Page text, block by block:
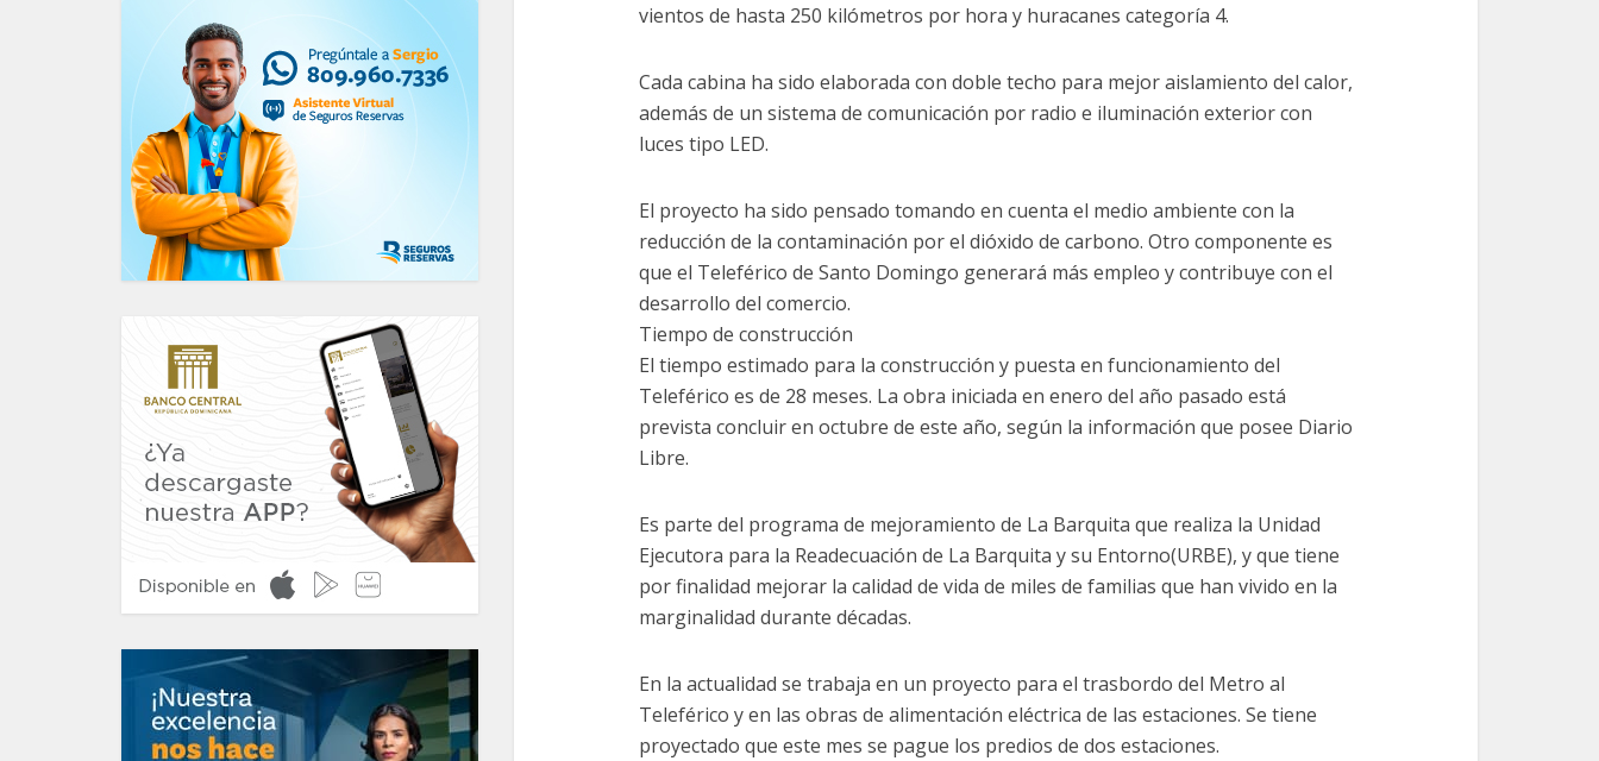
vientos de hasta 250 kilómetros por hora y huracanes categoría 4.
Cada cabina ha sido elaborada con doble techo para mejor aislamiento del calor,
además de un sistema de comunicación por radio e iluminación exterior con
luces tipo LED.
El proyecto ha sido pensado tomando en cuenta el medio ambiente con la
reducción de la contaminación por el dióxido de carbono. Otro componente es
que el Teleférico de Santo Domingo generará más empleo y contribuye con el
desarrollo del comercio.
Tiempo de construcción
El tiempo estimado para la construcción y puesta en funcionamiento del
Teleférico es de 28 meses. La obra iniciada en enero del año pasado está
prevista concluir en octubre de este año, según la información que posee Diario
Libre.
Es parte del programa de mejoramiento de La Barquita que realiza la Unidad
Ejecutora para la Readecuación de La Barquita y su Entorno(URBE), y que tiene
por finalidad mejorar la calidad de vida de miles de familias que han vivido en la
marginalidad durante décadas.
En la actualidad se trabaja en un proyecto para el trasbordo del Metro al
Teleférico y en las obras de alimentación eléctrica de las estaciones. Se tiene
proyectado que este mes se pague los predios de dos estaciones.